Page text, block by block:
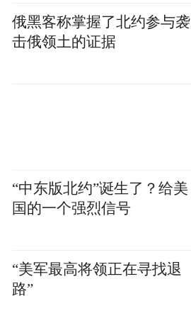
俄黑客称掌握了北约参与袭
击俄领土的证据
“中东版北约”诞生了？给美
国的一个强烈信号
“美军最高将领正在寻找退
路”